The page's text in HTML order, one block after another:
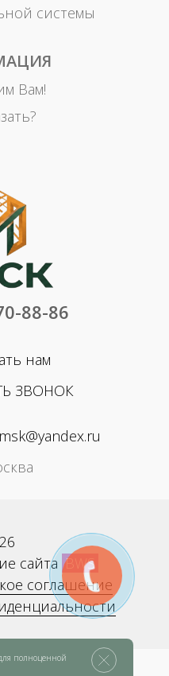
системы
Вам!
88-86
нам
ЗВОНОК
сайта BWS
соглашение
полноценной